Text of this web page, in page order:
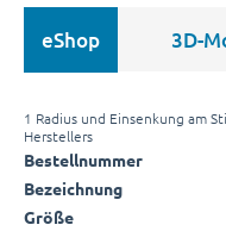
eShop 3D-
1 Radius und Einsenkung am
Herstellers
Bestellnummer
Bezeichnung
Größe